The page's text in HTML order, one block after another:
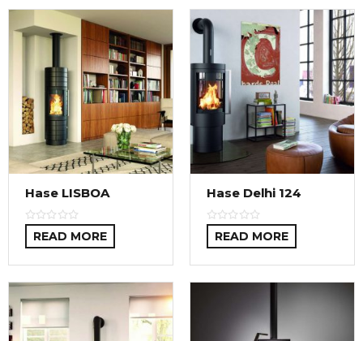
Hase LISBOA
READ MORE
Hase Delhi 124
READ MORE